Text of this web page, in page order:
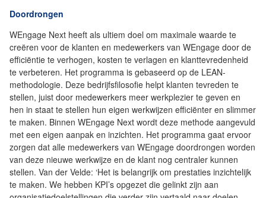
Doordrongen
WEngage Next heeft als ultiem doel om maximale waarde te
creëren voor de klanten en medewerkers van WEngage door de
efficiëntie te verhogen, kosten te verlagen en klanttevredenheid
te verbeteren. Het programma is gebaseerd op de LEAN-
methodologie. Deze bedrijfsfilosofie helpt klanten tevreden te
stellen, juist door medewerkers meer werkplezier te geven en
hen in staat te stellen hun eigen werkwijzen efficiënter en slimmer
te maken. Binnen WEngage Next wordt deze methode aangevuld
met een eigen aanpak en inzichten. Het programma gaat ervoor
zorgen dat alle medewerkers van WEngage doordrongen worden
van deze nieuwe werkwijze en de klant nog centraler kunnen
stellen. Van der Velde: ‘Het is belangrijk om prestaties inzichtelijk
te maken. We hebben KPI’s opgezet die gelinkt zijn aan